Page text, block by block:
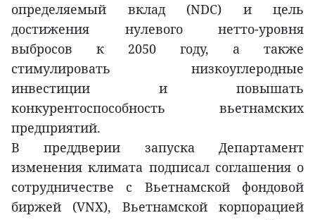
определяемый вклад (NDC) и цель
достижения нулевого нетто-уровня
выбросов к 2050 году, а также
стимулировать низкоуглеродные
инвестиции и повышать
конкурентоспособность вьетнамских
предприятий.
В преддверии запуска Департамент
изменения климата подписал соглашения о
сотрудничестве с Вьетнамской фондовой
биржей (VNX), Вьетнамской корпорацией